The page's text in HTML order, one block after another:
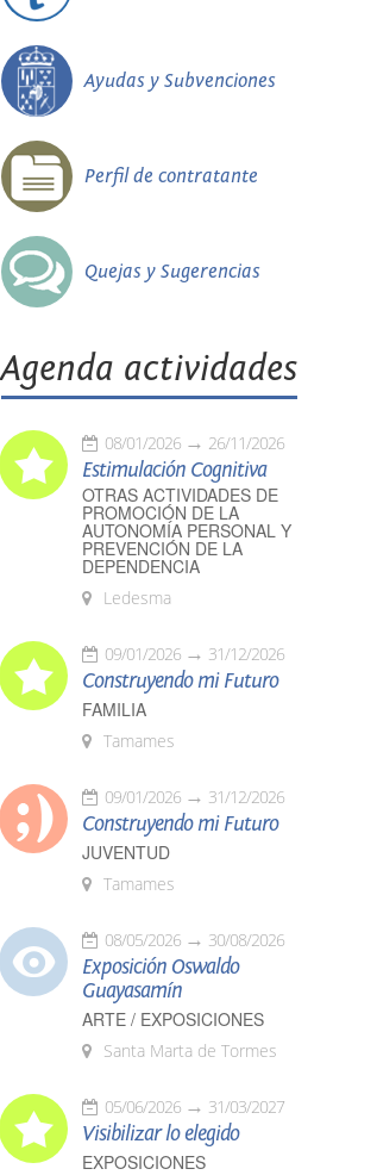
Ayudas y Subvenciones
Perfil de contratante
Quejas y Sugerencias
Agenda actividades
08/01/2026 26/11/2026
Estimulación Cognitiva
OTRAS ACTIVIDADES DE
PROMOCIÓN DE LA
AUTONOMÍA PERSONAL Y
PREVENCIÓN DE LA
DEPENDENCIA
Ledesma
09/01/2026 31/12/2026
Construyendo mi Futuro
FAMILIA
Tamames
09/01/2026 31/12/2026
Construyendo mi Futuro
JUVENTUD
Tamames
08/05/2026 30/08/2026
Exposición Oswaldo
Guayasamín
ARTE / EXPOSICIONES
Santa Marta de Tormes
05/06/2026 31/03/2027
Visibilizar lo elegido
EXPOSICIONES